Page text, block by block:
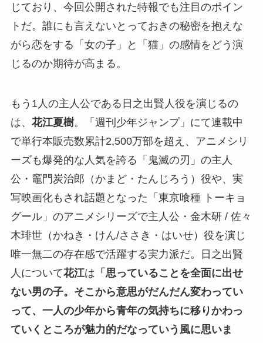
じており、今回公開された特報でも注目のポイン
トだ。誰にも言えないとっておきの秘密を抱えな
がら恋をする「女の子」と「猫」の感情をどう演
じるのか期待が高まる。
もう1人の主人公である日之出賢人役を演じるの
は、 花江夏樹。「週刊少年ジャンプ」にて連載中
で単行本販売数累計2,500万部を超え、アニメシリ
ーズも爆発的な人気を誇る「鬼滅の刃」の主人
公・竈門炭治郎（かまど・たんじろう）役や、実
写映画化もされ話題となった「東京喰種 トーキョ
グール」のアニメシリーズで主人公・金木研 / 佐々
木琲世（かねき・けん/ささき・はいせ）役を演じ
唯一無二の存在感で活躍する実力派だ。日之出賢
人について花江は 「思っていることを全面に出せ
ない男の子。そこから意思がだんだん変わってい
って、一人の少年から青年の気持ちに移りかわっ
ていくところが魅力的だなっていう風に思いま